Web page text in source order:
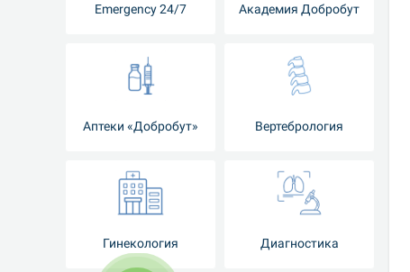
Emergency 24/7 Академия Добробут
Аптеки «Добробут» Вертебрология
Гинекология Диагностика